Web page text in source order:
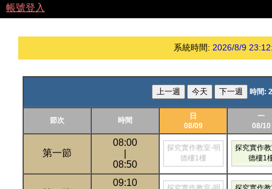
帳號登入
系統時間: 2026/8/9
上一週 今天 下一週 時間:
節次 時間
日
08/09
一
08/10
第一節
08:00
08:50
探究實作教室-明
德樓1樓
探究實作
德樓1
09:10